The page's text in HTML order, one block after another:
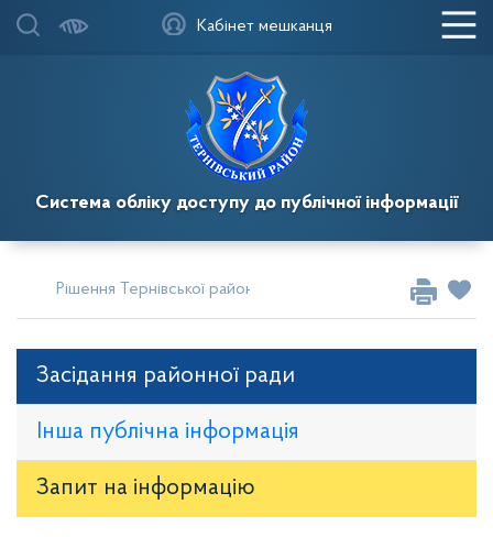
Система обліку доступу до публічної інформації
Кабінет мешканця
Рішення Тернівської районної у місті ради Сесії за
Засідання районної ради
Інша публічна інформація
Запит на iнформацію